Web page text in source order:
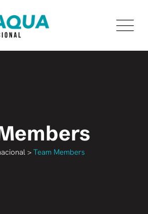
> Team Members